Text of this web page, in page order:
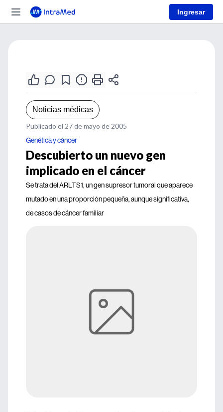
Ingresar
Noticias médicas
Publicado el 27 de mayo de 2005
Genética y cáncer
Descubierto un nuevo gen
implicado en el cáncer
Se trata del ARLTS1, un gen supresor tumoral que aparece
mutado en una proporción pequeña, aunque significativa,
de casos de cáncer familiar